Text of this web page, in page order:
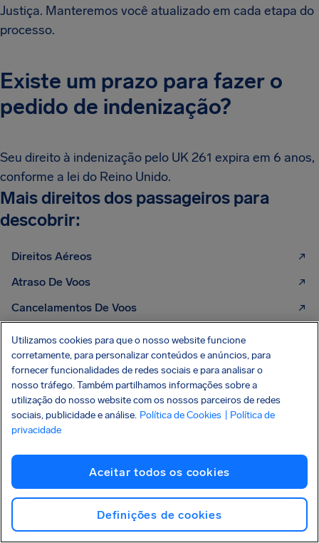
Justiça. Manteremos você atualizado em cada etapa do
processo.
Existe um prazo para fazer o
pedido de indenização?
Seu direito à indenização pelo UK 261 expira em 6 anos,
conforme a lei do Reino Unido.
Mais direitos dos passageiros para
descobrir:
Direitos Aéreos
Atraso De Voos
Cancelamentos De Voos
Perder Voo De Conexão
Embarque Recusado
Reembolso De Passagem Aérea
Resolução Nº 400 da ANAC
Atraso De Voo Internacional
Cancelamento De Voo Internacional
Mais companhias aéreas com as quais
Utilizamos cookies para que o nosso website funcione
corretamente, para personalizar conteúdos e anúncios, para
fornecer funcionalidades de redes sociais e para analisar o
nosso tráfego. Também partilhamos informações sobre a
utilização do nosso website com os nossos parceiros de redes
sociais, publicidade e análise. Política de Cookies
| Política de
privacidade
Aceitar todos os cookies
Definições de cookies